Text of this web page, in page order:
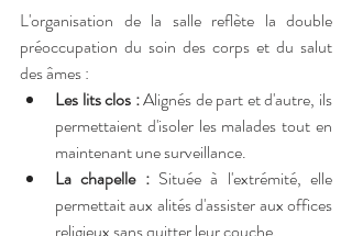
L'organisation de la salle reflète la double
préoccupation du soin des corps et du salut
des âmes :
Les lits clos : Alignés de part et d'autre, ils
permettaient d'isoler les malades tout en
maintenant une surveillance.
La chapelle : Située à l'extrémité, elle
permettait aux alités d'assister aux offices